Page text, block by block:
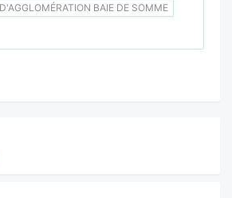
BAIE DE SOMME